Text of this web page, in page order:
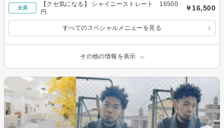
全員
【クセ気になる】 シャイニーストレート 16500
円
￥16,500
すべてのスペシャルメニューを見る
その他の情報を表示